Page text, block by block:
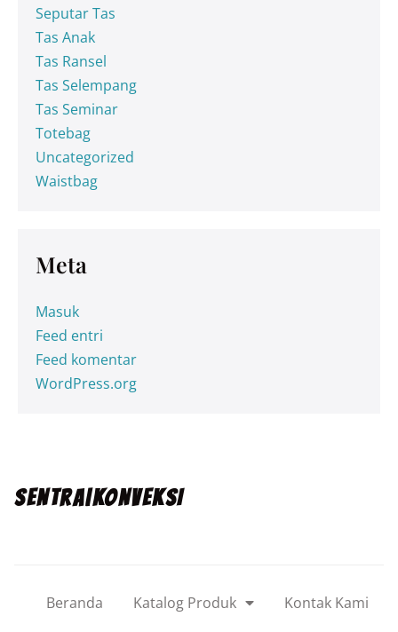
Seputar Tas
Tas Anak
Tas Ransel
Tas Selempang
Tas Seminar
Totebag
Uncategorized
Waistbag
Meta
Masuk
Feed entri
Feed komentar
WordPress.org
SENTRA|KONVEKSI
Beranda Katalog Produk Kontak Kami